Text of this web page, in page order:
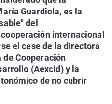
Guardiola, es la
del
internacional
el cese de la directora
de Cooperación
(Aexcid) y la
de no cubrir